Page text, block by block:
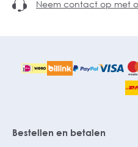
Neem contact op met
Bestellen en betalen